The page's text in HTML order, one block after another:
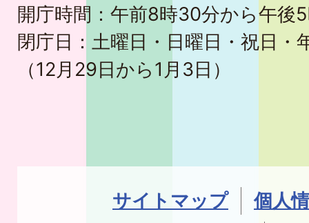
開庁時間：午前8時30分から午後
閉庁日：土曜日・日曜日・祝日・
（12月29日から1月3日）
サイトマップ
個人